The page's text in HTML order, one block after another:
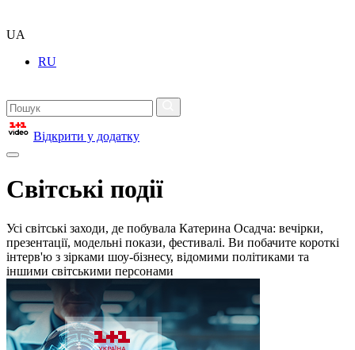
UA
RU
Відкрити у додатку
Світські події
Усі світські заходи, де побувала Катерина Осадча: вечірки,
презентації, модельні покази, фестивалі. Ви побачите короткі
інтерв'ю з зірками шоу-бізнесу, відомими політиками та
іншими світськими персонами